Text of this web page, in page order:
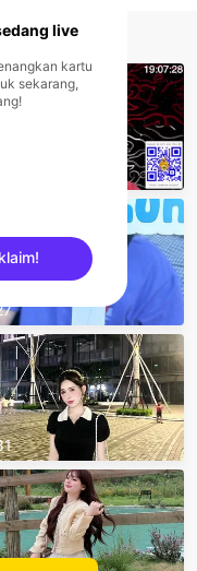
live
kartu
sekarang,